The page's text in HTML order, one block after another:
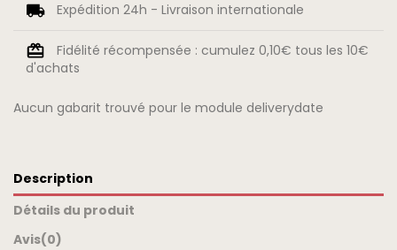
Expédition 24h - Livraison internationale
Fidélité récompensée : cumulez 0,10€ tous les 10€
d'achats
Aucun gabarit trouvé pour le module deliverydate
Description
Détails du produit
Avis(0)